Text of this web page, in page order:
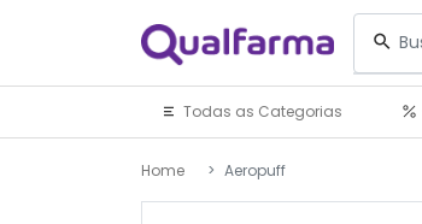
Todas as Categorias
Home Aeropuff